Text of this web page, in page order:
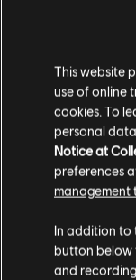
Soweit wir
Wenn du
This website
use of online
cookies. To
personal
Notice at
preferences
management
In addition to
button below
and